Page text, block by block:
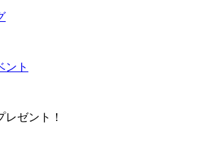
ント
レゼント！